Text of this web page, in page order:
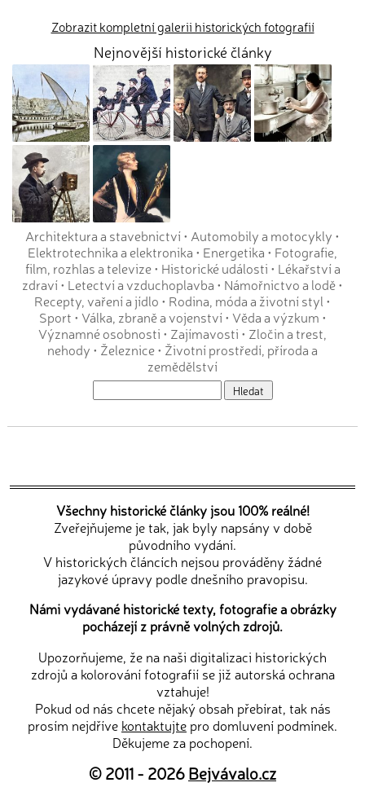
Zobrazit kompletní galerii historických fotografií
Nejnovější historické články
Architektura a stavebnictví• Automobily a motocykly •
Elektrotechnika a elektronika • Energetika • Fotografie,
film, rozhlas a televize• Historické události • Lékařství a
zdraví• Letectví a vzduchoplavba • Námořnictvo a lodě•
Recepty, vaření a jídlo • Rodina, móda a životní styl •
Sport • Válka, zbraně a vojenství• Věda a výzkum •
Významné osobnosti • Zajímavosti • Zločin a trest,
nehody • Železnice• Životní prostředí, příroda a
zemědělství
Všechny historické články jsou 100% reálné!
Zveřejňujeme je tak, jak byly napsány v době
původního vydání.
V historických článcích nejsou prováděny žádné
jazykové úpravy podle dnešního pravopisu.
Námi vydávané historické texty, fotografie a obrázky
pocházejí z právně volných zdrojů.
Upozorňujeme, že na naši digitalizaci historických
zdrojů a kolorování fotografií se již autorská ochrana
vztahuje!
Pokud od nás chcete nějaký obsah přebírat, tak nás
prosím nejdříve kontaktujte pro domluvení podmínek.
Děkujeme za pochopení.
© 2011 - 2026Bejvávalo.cz